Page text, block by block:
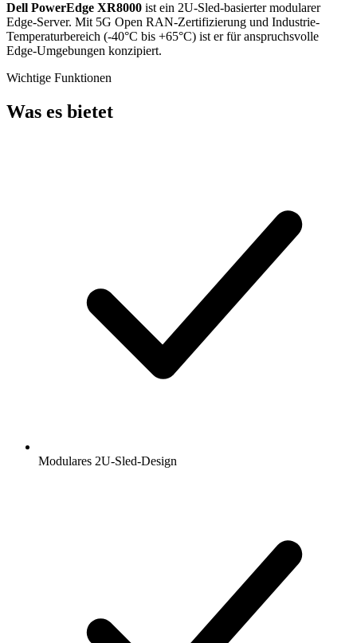
Dell PowerEdge XR8000 ist ein 2U-Sled-basierter modularer
Edge-Server. Mit 5G Open RAN-Zertifizierung und Industrie-
Temperaturbereich (-40°C bis +65°C) ist er für anspruchsvolle
Edge-Umgebungen konzipiert.
Wichtige Funktionen
Was es bietet
Modulares 2U-Sled-Design